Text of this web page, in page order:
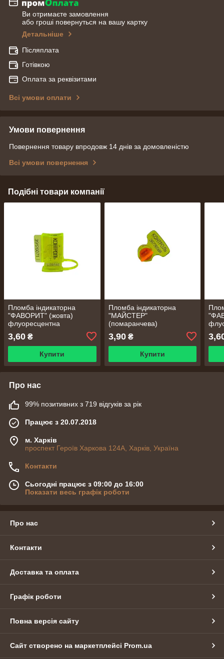
Ви отримаєте замовлення
або гроші повернуться на вашу картку
Детальніше
Післяплата
Готівкою
Оплата за реквізитами
Всі умови оплати
Умови повернення
Повернення товару впродовж 14 днів за домовленістю
Всі умови повернення
Подібні товари компанії
Пломба індикаторна
"ФАВОРИТ" (жовта)
флуоресцентна
3,60 ₴
Купити
Пломба індикаторна
"МАЙСТЕР"
(помаранчева)
3,90₴
Купити
Про нас
99% позитивних з 719 відгуків за рік
Працює з 20.07.2018
м. Харків
проспект Героїв Харкова 124А, Харків, Україна
Контакти
Сьогодні працює з 09:00 до 16:00
Показати весь графік роботи
Про нас
Контакти
Доставка та оплата
Графік роботи
Повна версія сайту
Сайт створено на маркетплейсі Prom.ua